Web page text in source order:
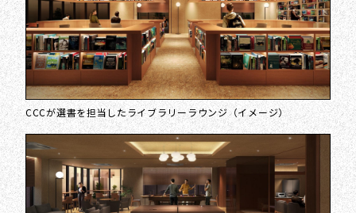
CCCが選書を担当したライブラリーラウンジ（イメージ）